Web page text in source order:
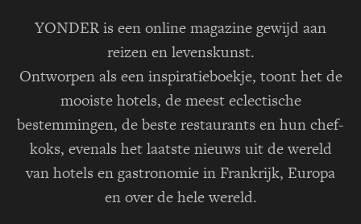
YONDER is een online magazine gewijd aan
reizen en levenskunst.
Ontworpen als een inspiratieboekje, toont het de
mooiste hotels, de meest eclectische
bestemmingen, de beste restaurants en hun chef-
koks, evenals het laatste nieuws uit de wereld
van hotels en gastronomie in Frankrijk, Europa
en over de hele wereld.